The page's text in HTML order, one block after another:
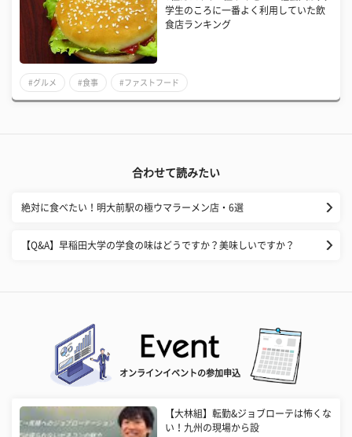
学生のころに一番よく利用していた飲
食店ランキング
#グルメ #食事 #ファストフード
合わせて読みたい
絶対に食べたい！明大前駅の極ウマラーメン店・6選
【Q&A】早稲田大学の学食の味はどうですか？美味しいですか？
オンラインイベントの参加申込
【大林組】転勤&ジョブローテは怖くな
い！九州の現場から設